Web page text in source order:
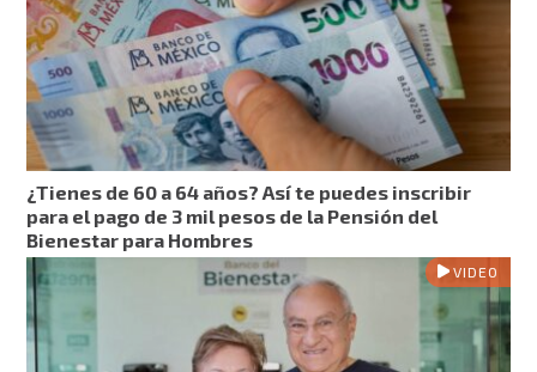
¿Tienes de 60 a 64 años? Así te puedes inscribir
para el pago de 3 mil pesos de la Pensión del
Bienestar para Hombres
VIDEO